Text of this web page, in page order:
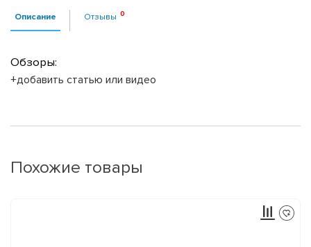
Описание Отзывы
Обзоры:
+добавить статью или видео
Похожие товары